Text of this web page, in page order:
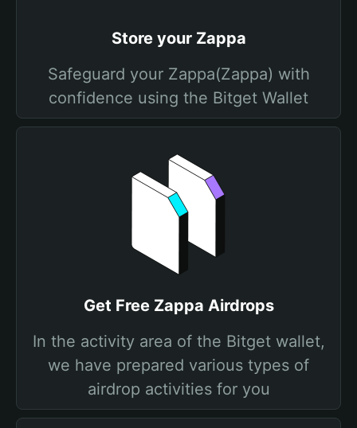
Store your Zappa
Safeguard your Zappa(Zappa) with
confidence using the Bitget Wallet
Get Free Zappa Airdrops
In the activity area of the Bitget wallet,
we have prepared various types of
airdrop activities for you